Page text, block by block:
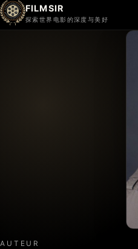
FILMSIR
探索世界电影的深度与美好
AUTEUR